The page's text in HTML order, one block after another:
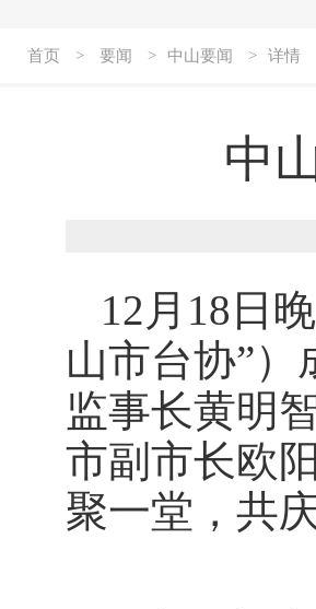
首页 > 要闻 > 中山要闻 > 详情
中
12月18日
山市台协”
监事长黄明
市副市长欧
聚一堂，共